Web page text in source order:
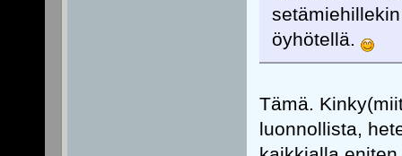
öyhötellä.
Tämä.
luonnollista,